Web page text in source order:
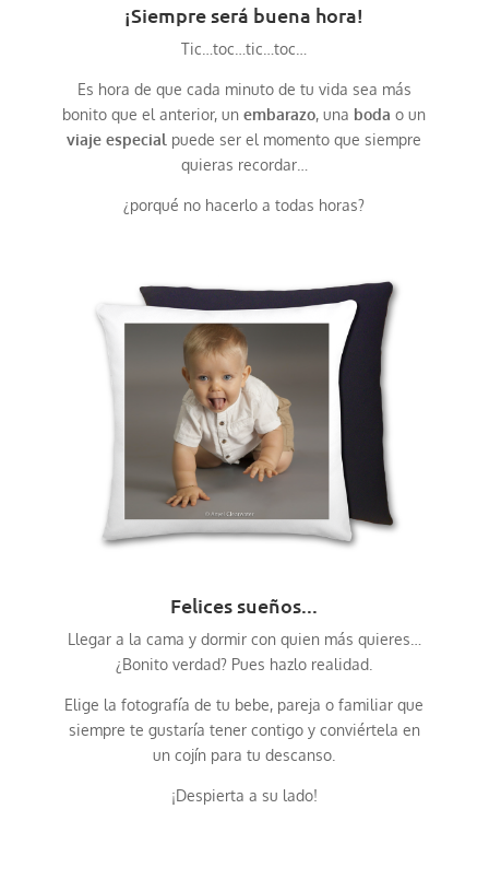
¡Siempre será buena hora!
Tic…toc…tic…toc…
Es hora de que cada minuto de tu vida sea más
bonito que el anterior, unembarazo, una boda o un
viaje especial puede ser el momento que siempre
quieras recordar…
¿porqué no hacerlo a todas horas?
Felices sueños...
Llegar a la cama y dormir con quien más quieres…
¿Bonito verdad? Pues hazlo realidad.
Elige la fotografía de tu bebe, pareja o familiar que
siempre te gustaría tener contigo y conviértela en
un cojín para tu descanso.
¡Despierta a su lado!